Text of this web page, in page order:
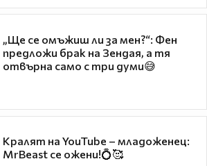
„Ще се омъжиш ли за мен?“: Фен
предложи брак на Зендая, а тя
отвърна само с три думи😅
Кралят на YouTube – младоженец:
MrBeast се ожени!💍🥰